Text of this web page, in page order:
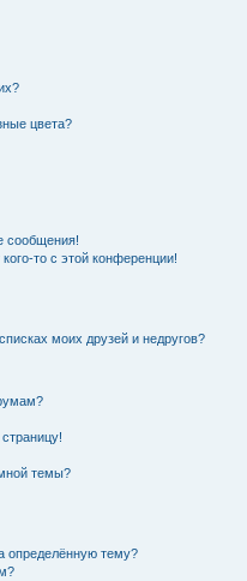
цвета?
сообщения!
то с этой конференции!
моих друзей и недругов?
темы?
определённую тему?